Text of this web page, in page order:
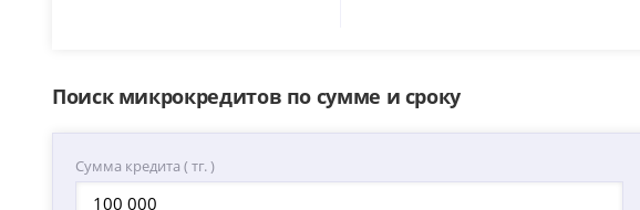
Поиск микрокредитов по сумме и сроку
Сумма кредита ( тг. )